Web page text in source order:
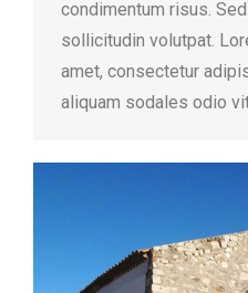
condimentum risus.
sollicitudin volutpat.
amet, consectetur
aliquam sodales odio